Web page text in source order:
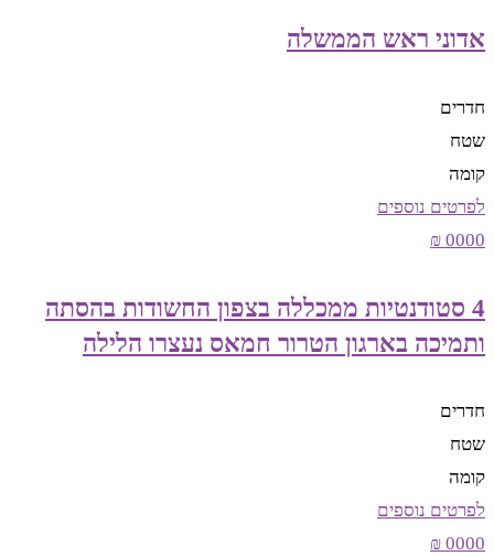
אדוני ראש הממשלה
חדרים
שטח
קומה
לפרטים נוספים
0000 ₪
4 סטודנטיות ממכללה בצפון החשודות בהסתה
ותמיכה בארגון הטרור חמאס נעצרו הלילה
חדרים
שטח
קומה
לפרטים נוספים
0000 ₪